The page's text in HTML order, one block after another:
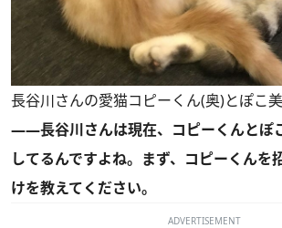
長谷川さんの愛猫コピーくん(奥)とぽこ美
――長谷川さんは現在、コピーくんとぽ
してるんですよね。まず、コピーくんを
けを教えてください。
ADVERTISEMENT